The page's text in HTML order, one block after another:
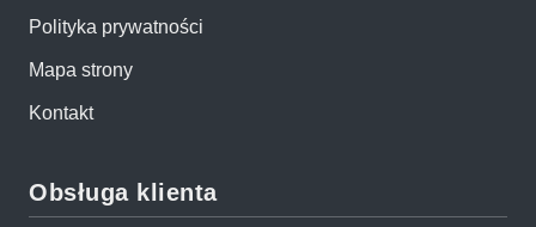
Polityka prywatności
Mapa strony
Kontakt
Obsługa klienta